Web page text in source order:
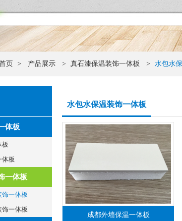
页 > 产品展示 > 真石漆保温装饰一体板 > 水包水
体板
板
体板
一体板
饰一体板
饰一体板
水包水保温装饰一体板
成都外墙保温一体板